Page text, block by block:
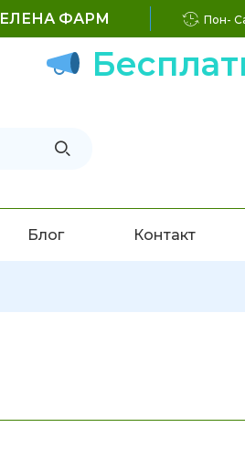
ЕЛЕНА ФАРМ Пон-
Блог Контакт